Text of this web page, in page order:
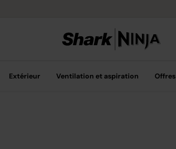
Extérieur Ventilation et aspiration Offres